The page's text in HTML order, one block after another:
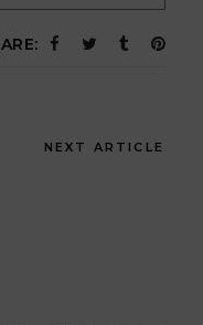
NEXT ARTICLE